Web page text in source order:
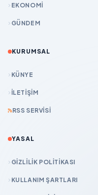
EKONOMİ
GÜNDEM
KURUMSAL
KÜNYE
İLETIŞIM
RSS SERVISI
YASAL
GIZLILIK POLITIKASI
KULLANIM ŞARTLARI